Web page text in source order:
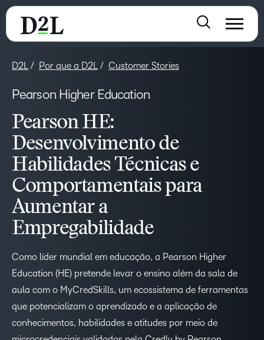
D2L Por que a D2L Customer Stories
Pearson Higher Education
Pearson HE:
Desenvolvimento de
Habilidades Técnicas e
Comportamentais para
Aumentar a
Empregabilidade
Como líder mundial em educação, a Pearson Higher
Education (HE) pretende levar o ensino além da sala de
aula com o MyCredSkills, um ecossistema de ferramentas
que potencializam o aprendizado e a aplicação de
conhecimentos, habilidades e atitudes por meio de